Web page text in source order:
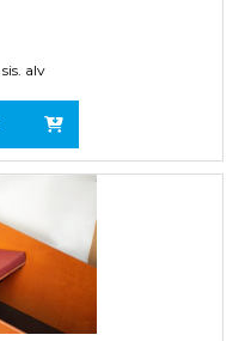
sis. alv